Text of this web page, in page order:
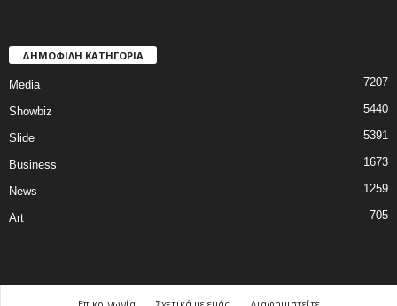
ΔΗΜΟΦΙΛΗ ΚΑΤΗΓΟΡΙΑ
Media 7207
Showbiz 5440
Slide 5391
Business 1673
News 1259
Art 705